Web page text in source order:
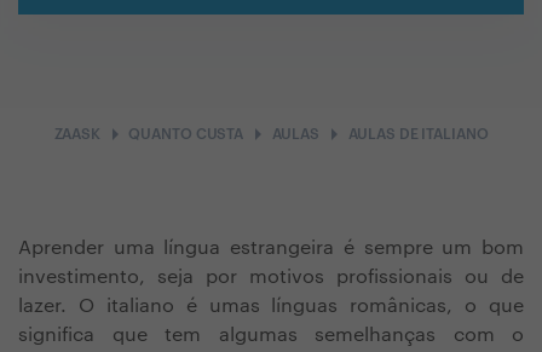
ZAASK arrow_right QUANTO CUSTA arrow_right AULAS arrow_right AULAS DE ITALIANO
Aprender uma língua estrangeira é sempre um bom
investimento, seja por motivos profissionais ou de
lazer. O italiano é umas línguas românicas, o que
significa que tem algumas semelhanças com o